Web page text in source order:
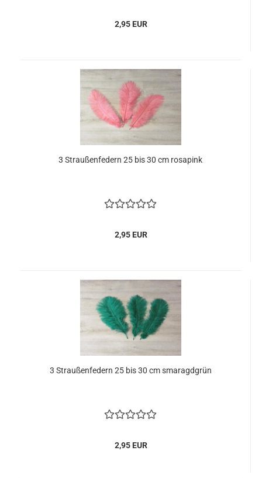
2,95 EUR
3 Straußenfedern 25 bis 30 cm rosapink
2,95 EUR
3 Straußenfedern 25 bis 30 cm smaragdgrün
2,95 EUR